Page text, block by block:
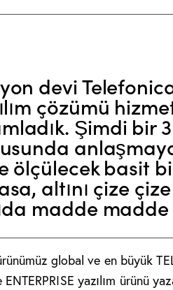
devi
çözümü
Şimdi bir
ölçülecek basit
altını çize
madde madde
global ve en büyük
yazılım ürünü